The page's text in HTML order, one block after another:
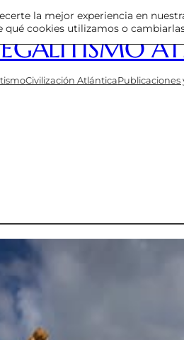
Civilización AtlánticaPublicaciones
la mejor experiencia en
qué cookies utilizamos o